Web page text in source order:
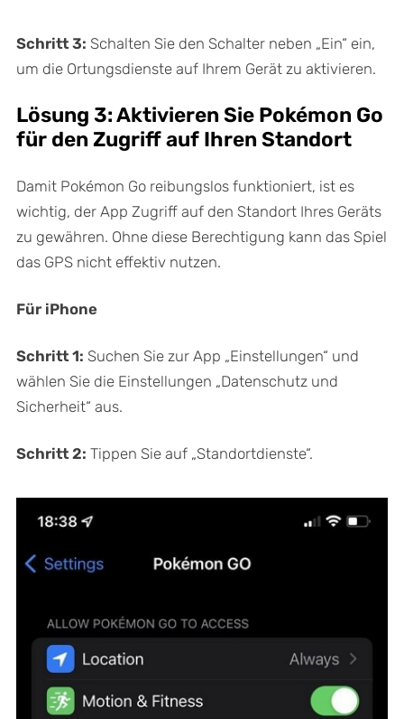
Schritt 3: Schalten Sie den Schalter neben „Ein“ ein,
um die Ortungsdienste auf Ihrem Gerät zu aktivieren.
Lösung 3: Aktivieren Sie Pokémon Go
für den Zugriff auf Ihren Standort
Damit Pokémon Go reibungslos funktioniert, ist es
wichtig, der App Zugriff auf den Standort Ihres Geräts
zu gewähren. Ohne diese Berechtigung kann das Spiel
das GPS nicht effektiv nutzen.
Für iPhone
Schritt 1: Suchen Sie zur App „Einstellungen“ und
wählen Sie die Einstellungen „Datenschutz und
Sicherheit“ aus.
Schritt 2: Tippen Sie auf „Standortdienste“.